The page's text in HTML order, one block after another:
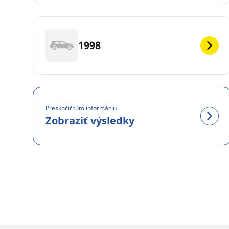
1998
Preskočiť túto informáciu
Zobraziť výsledky